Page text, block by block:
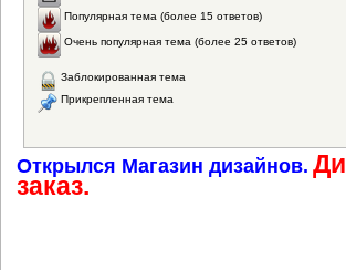
Популярная тема (более 15 ответов)
Очень популярная тема (более 25 ответов)
Заблокированная тема
Прикрепленная тема
Открылся Магазин дизайнов.
заказ.